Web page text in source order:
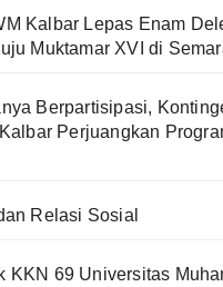
Kalbar Lepas Enam
Muktamar XVI di
Berpartisipasi,
Perjuangkan
Relasi Sosial
KKN 69 Universitas